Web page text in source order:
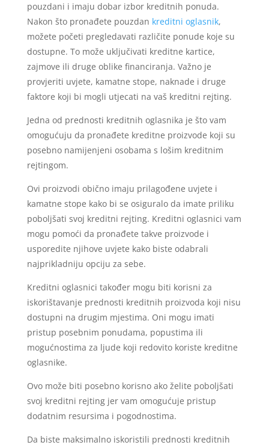
pouzdani i imaju dobar izbor kreditnih ponuda.
Nakon što pronađete pouzdan kreditni oglasnik,
možete početi pregledavati različite ponude koje su
dostupne. To može uključivati ​​kreditne kartice,
zajmove ili druge oblike financiranja. Važno je
provjeriti uvjete, kamatne stope, naknade i druge
faktore koji bi mogli utjecati na vaš kreditni rejting.
Jedna od prednosti kreditnih oglasnika je što vam
omogućuju da pronađete kreditne proizvode koji su
posebno namijenjeni osobama s lošim kreditnim
rejtingom.
Ovi proizvodi obično imaju prilagođene uvjete i
kamatne stope kako bi se osiguralo da imate priliku
poboljšati svoj kreditni rejting. Kreditni oglasnici vam
mogu pomoći da pronađete takve proizvode i
usporedite njihove uvjete kako biste odabrali
najprikladniju opciju za sebe.
Kreditni oglasnici također mogu biti korisni za
iskorištavanje prednosti kreditnih proizvoda koji nisu
dostupni na drugim mjestima. Oni mogu imati
pristup posebnim ponudama, popustima ili
mogućnostima za ljude koji redovito koriste kreditne
oglasnike.
Ovo može biti posebno korisno ako želite poboljšati
svoj kreditni rejting jer vam omogućuje pristup
dodatnim resursima i pogodnostima.
Da biste maksimalno iskoristili prednosti kreditnih